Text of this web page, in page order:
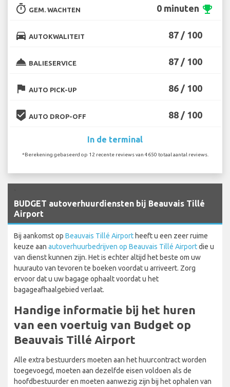
timer GEM. WACHTEN 0 minuten emoji_events
directions_car AUTOKWALITEIT 87 / 100
room_service BALIESERVICE 87 / 100
flag AUTO PICK-UP 86 / 100
beenhere AUTO DROP-OFF 88 / 100
In de terminal
*Berekening gebaseerd op 12 recente reviews van 4650 totaal aantal reviews.
BUDGET autoverhuurdiensten bij Beauvais Tillé
Airport
Bij aankomst op Beauvais Tillé Airportheeft u een zeer ruime
keuze aan autoverhuurbedrijven op Beauvais Tillé Airportdie u
van dienst kunnen zijn. Het is echter altijd het beste om uw
huurauto van tevoren te boeken voordat u arriveert. Zorg
ervoor dat u uw bagage ophaalt voordat u het
bagageafhaalgebied verlaat.
Handige informatie bij het huren
van een voertuig van Budget op
Beauvais Tillé Airport
Alle extra bestuurders moeten aan het huurcontract worden
toegevoegd, moeten aan dezelfde eisen voldoen als de
hoofdbestuurder en moeten aanwezig zijn bij het ophalen van